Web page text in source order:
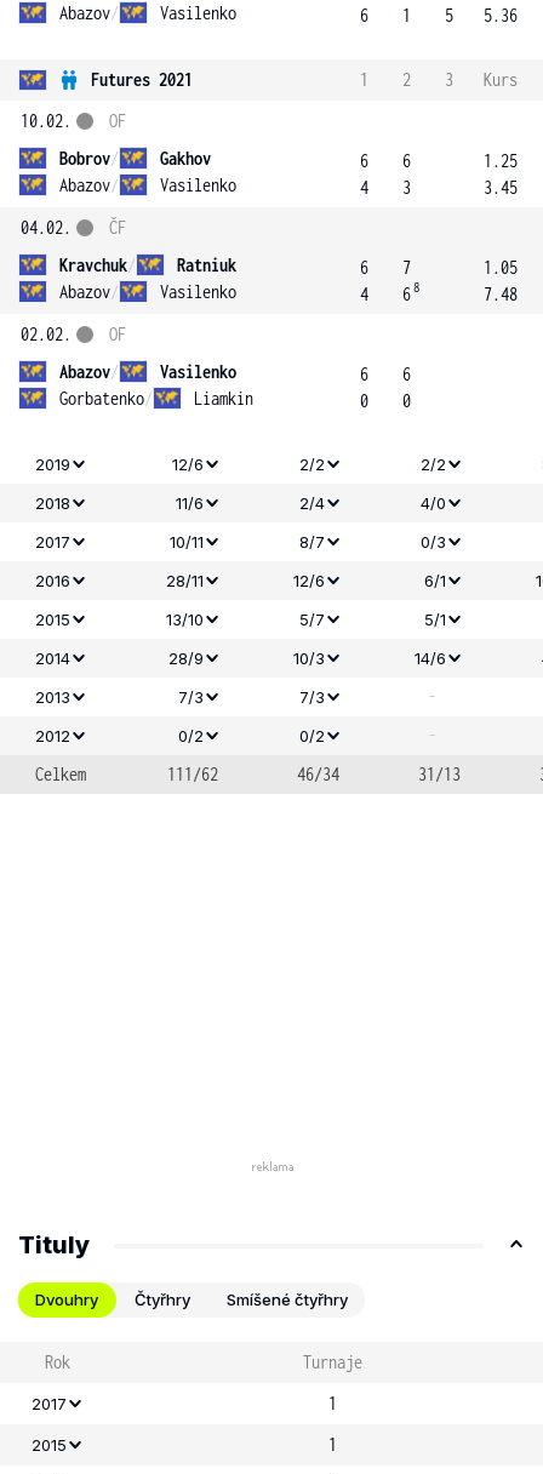
Abazov/ Vasilenko
6
1
5
5.36
Futures 2021 1 2 3
Kurs
10.02.
Bobrov/
Gakhov
Abazov/ Vasilenko
OF
6
4
6
3
1.25
3.45
04.02.
Kravchuk/
Ratniuk
Abazov/ Vasilenko
ČF
6
4
7
68
1.05
7.48
02.02.
Abazov/
Vasilenko
Gorbatenko/ Liamkin
OF
6
0
6
0
2019 12/6 2/2 2/2
2018
11/6 2/4 4/0
2017
10/11 8/7
0/3
2016
28/11 12/6 6/1
2015
13/10 5/7 5/1
2014
28/9 10/3 14/6
2013
7/3 7/3 -
2012 0/2 0/2
-
Celkem
111/62 46/34 31/13
Tituly
Dvouhry Čtyřhry Smíšené čtyřhry
Rok Turnaje
2017 1
2015 1